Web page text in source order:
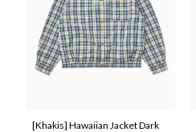
[Khakis] Hawaiian Jacket Dark